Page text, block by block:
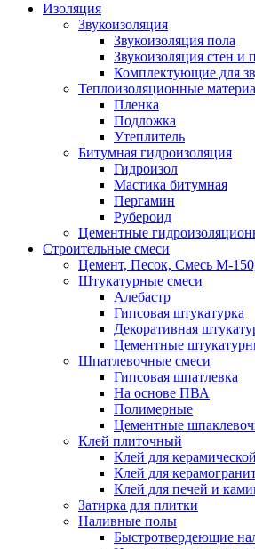
Изоляция
Звукоизоляция
Звукоизоляция пола
Звукоизоляция стен и
Комплектующие для
Теплоизоляционные
Пленка
Подложка
Утеплитель
Битумная гидроизоляция
Гидроизол
Мастика битумная
Пергамин
Рубероид
Цементные
Строительные смеси
Цемент, Песок, Смесь М-
Штукатурные смеси
Алебастр
Гипсовая штукатурка
Декоративная
Цементные
Шпатлевочные смеси
Гипсовая шпатлевка
На основе ПВА
Полимерные
Цементные
Клей плиточный
Клей для
Клей для
Клей для печей и
Затирка для плитки
Наливные полы
Быстротвердеющие